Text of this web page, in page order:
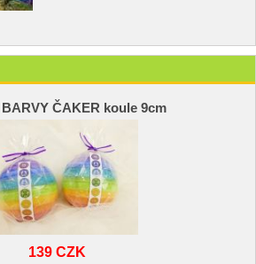
ČAKER koule 9cm
139 CZK